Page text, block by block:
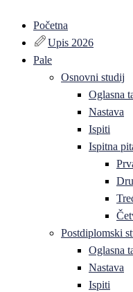
Početna
Upis 2026
Pale
Osnovni studij
Oglasna
Nastava
Ispiti
Ispitna
Postdiplomski
Oglasna
Nastava
Ispiti